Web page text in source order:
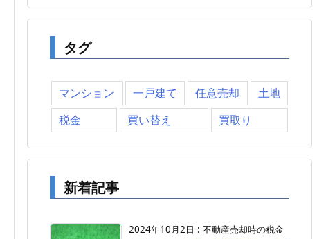
タグ
マンション 一戸建て 任意売却
土地
税金
買い替え 買取り
新着記事
2024年10月2日 : 不動産売却時の税金